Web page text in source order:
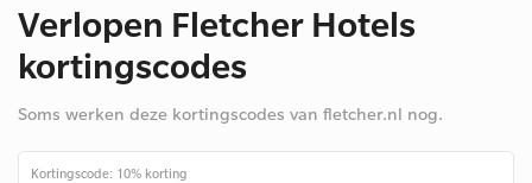
Verlopen Fletcher Hotels
kortingscodes
Soms werken deze kortingscodes van fletcher.nl nog.
Kortingscode: 10% korting